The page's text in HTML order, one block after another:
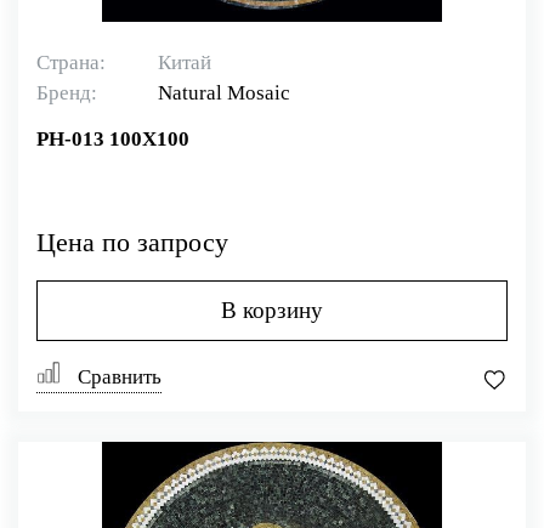
Страна:
Китай
Бренд:
Natural Mosaiс
PH-013 100X100
Цена по запросу
В корзину
Сравнить